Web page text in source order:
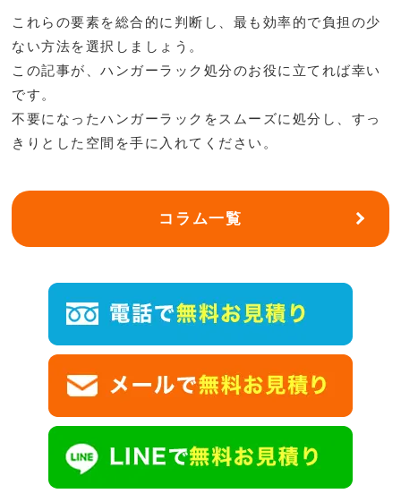
これらの要素を総合的に判断し、最も効率的で負担の少
ない方法を選択しましょう。
この記事が、ハンガーラック処分のお役に立てれば幸い
です。
不要になったハンガーラックをスムーズに処分し、すっ
きりとした空間を手に入れてください。
コラム一覧